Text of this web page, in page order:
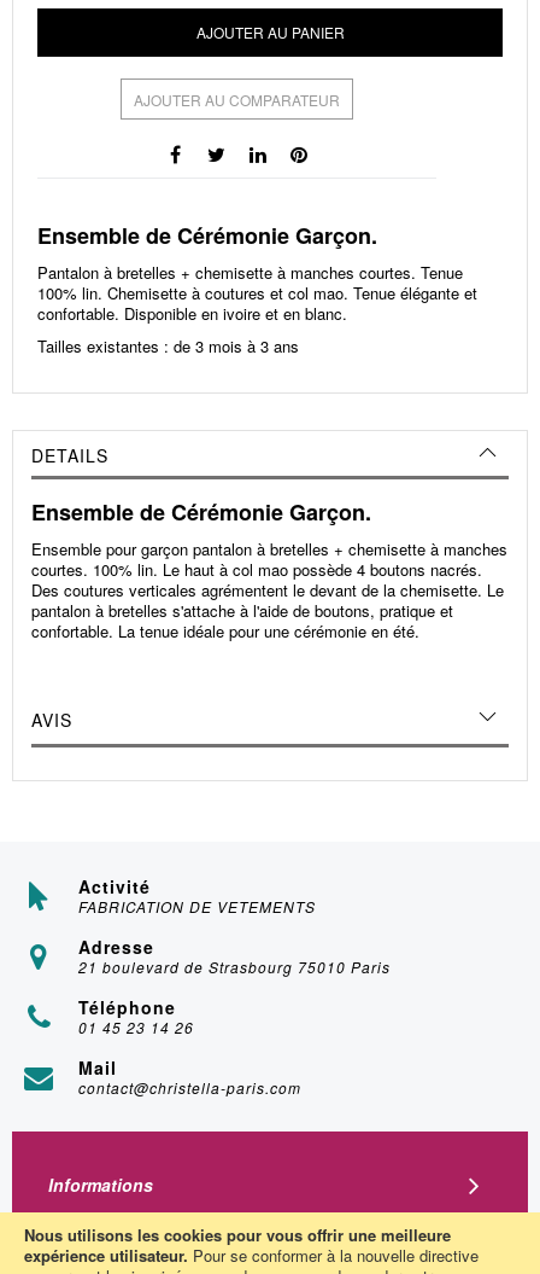
Nous utilisons les cookies pour vous offrir une meilleure
expérience utilisateur. Pour se conformer à la nouvelle directive
AJOUTER AU PANIER
AJOUTER AU COMPARATEUR
Ensemble de Cérémonie Garçon.
Pantalon à bretelles + chemisette à manches courtes. Tenue
100% lin. Chemisette à coutures et col mao. Tenue élégante et
confortable. Disponible en ivoire et en blanc.
Tailles existantes : de 3 mois à 3 ans
DETAILS
Ensemble de Cérémonie Garçon.
Ensemble pour garçon pantalon à bretelles + chemisette à manches
courtes. 100% lin. Le haut à col mao possède 4 boutons nacrés.
Des coutures verticales agrémentent le devant de la chemisette. Le
pantalon à bretelles s'attache à l'aide de boutons, pratique et
confortable. La tenue idéale pour une cérémonie en été.
AVIS
Activité
FABRICATION DE VETEMENTS
Adresse
21 boulevard de Strasbourg 75010 Paris
Téléphone
01 45 23 14 26
Mail
contact@christella-paris.com
Informations
A Propos